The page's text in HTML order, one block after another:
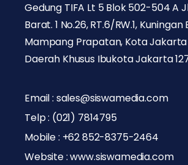
Gedung TIFA Lt 5 Blok 502-504 A
Barat. 1 No.26, RT.6/RW.1,
Mampang Prapatan, Kota
Daerah Khusus Ibukota Jakarta
Email : sales@siswamedia.com
Telp : (021) 7814795
Mobile : +62 852-8375-2464
Website : www.siswamedia.com